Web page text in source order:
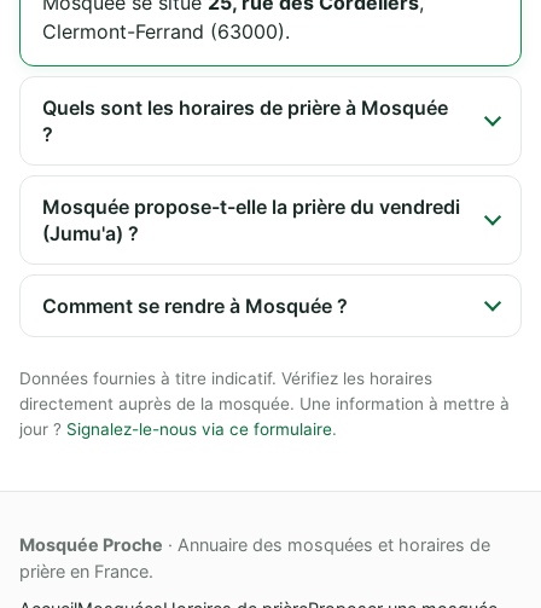
Clermont-Ferrand (63000).
Quels sont les horaires de prière à Mosquée
?
Mosquée propose-t-elle la prière du vendredi
(Jumu'a) ?
Comment se rendre à Mosquée ?
Données fournies à titre indicatif. Vérifiez les horaires
directement auprès de la mosquée. Une information à mettre à
jour ? Signalez-le-nous via ce formulaire.
Mosquée Proche · Annuaire des mosquées et horaires de
prière en France.